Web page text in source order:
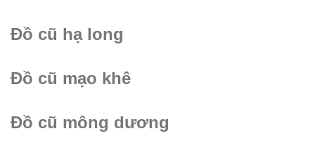
Đồ cũ hạ long
Đồ cũ mạo khê
Đồ cũ mông dương